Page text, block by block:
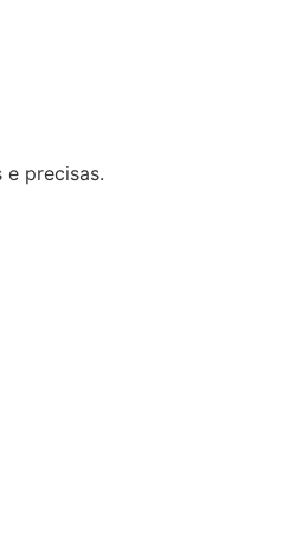
precisas.